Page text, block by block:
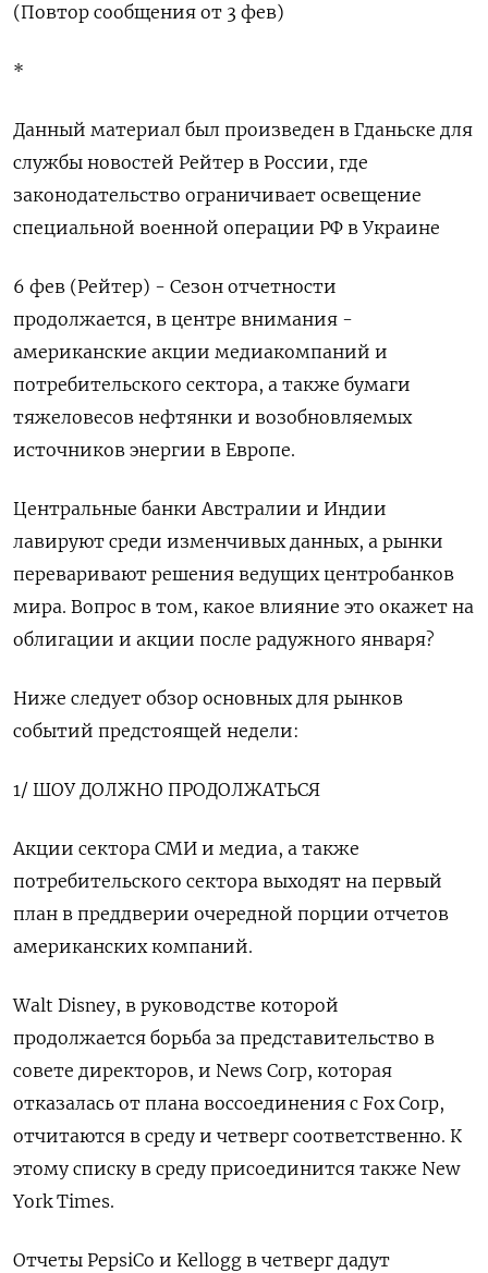
(Повтор сообщения от 3 фев)
*
Данный материал был произведен в Гданьске для
службы новостей Рейтер в России, где
законодательство ограничивает освещение
специальной военной операции РФ в Украине
6 фев (Рейтер) - Сезон отчетности
продолжается, в центре внимания -
американские акции медиакомпаний и
потребительского сектора, а также бумаги
тяжеловесов нефтянки и возобновляемых
источников энергии в Европе.
Центральные банки Австралии и Индии
лавируют среди изменчивых данных, а рынки
переваривают решения ведущих центробанков
мира. Вопрос в том, какое влияние это окажет на
облигации и акции после радужного января?
Ниже следует обзор основных для рынков
событий предстоящей недели:
1/ ШОУ ДОЛЖНО ПРОДОЛЖАТЬСЯ
Акции сектора СМИ и медиа, а также
потребительского сектора выходят на первый
план в преддверии очередной порции отчетов
американских компаний.
Walt Disney, в руководстве которой
продолжается борьба за представительство в
совете директоров, и News Corp, которая
отказалась от плана воссоединения с Fox Corp,
отчитаются в среду и четверг соответственно. К
этому списку в среду присоединится также New
York Times.
Отчеты PepsiCo и Kellogg в четверг дадут